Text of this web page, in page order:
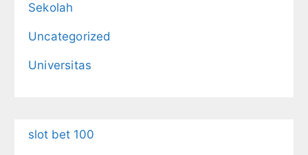
Sekolah
Uncategorized
Universitas
slot bet 100